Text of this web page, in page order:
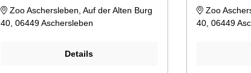
Zoo Aschersleben, Auf der Alten Burg
40, 06449 Aschersleben
Details
Zoo
40, 06449